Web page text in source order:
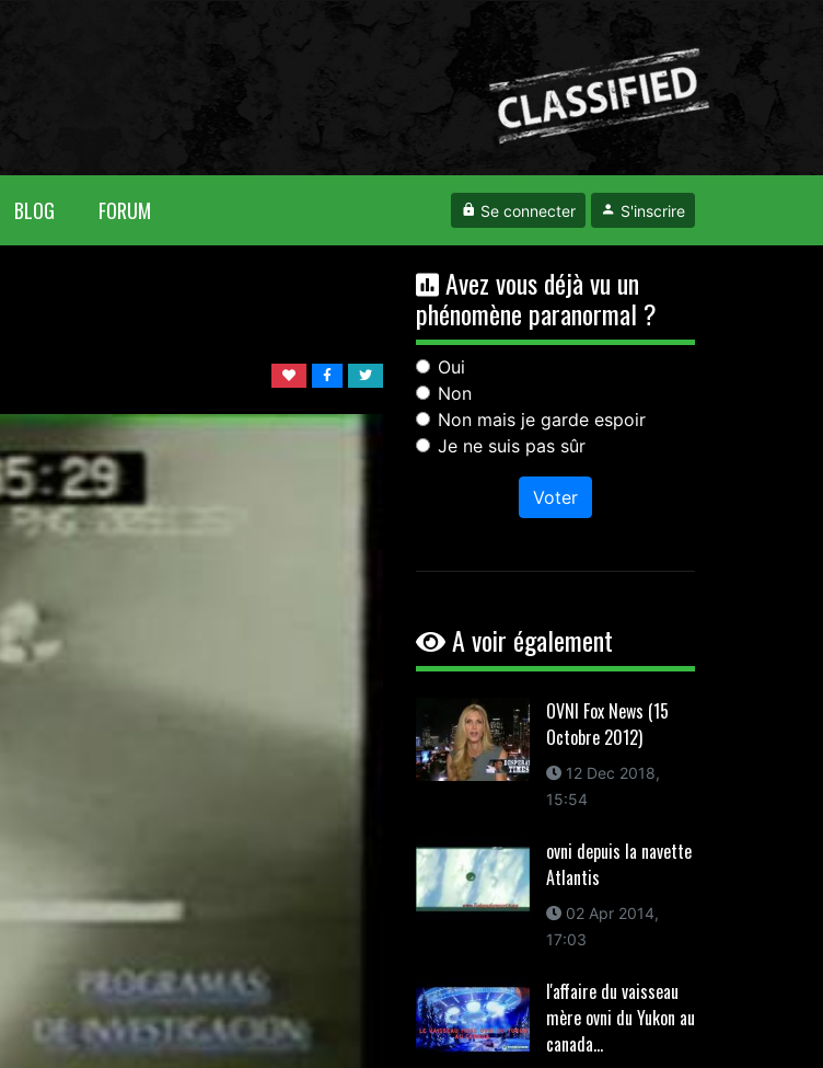
BLOG FORUM Se connecter S'inscrire
Avez vous déjà vu un
phénomène paranormal ?
Oui
Non
Non mais je garde espoir
Je ne suis pas sûr
Voter
A voir également
OVNI Fox News (15
Octobre 2012)
12 Dec 2018,
15:54
ovni depuis la navette
Atlantis
02 Apr 2014,
17:03
l'affaire du vaisseau
mère ovni du Yukon au
canada...